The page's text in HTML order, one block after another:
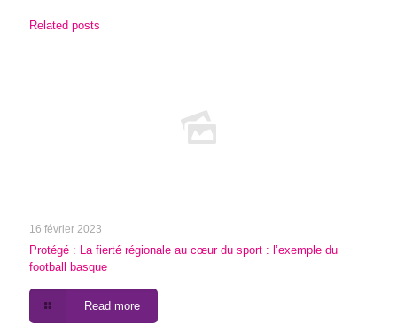
Related posts
16 février 2023
Protégé : La fierté régionale au cœur du sport : l’exemple du
football basque
Read more